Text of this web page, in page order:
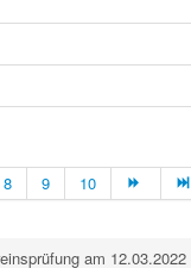
8 9 10
am 12.03.2022